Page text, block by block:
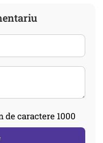
de caractere 1000